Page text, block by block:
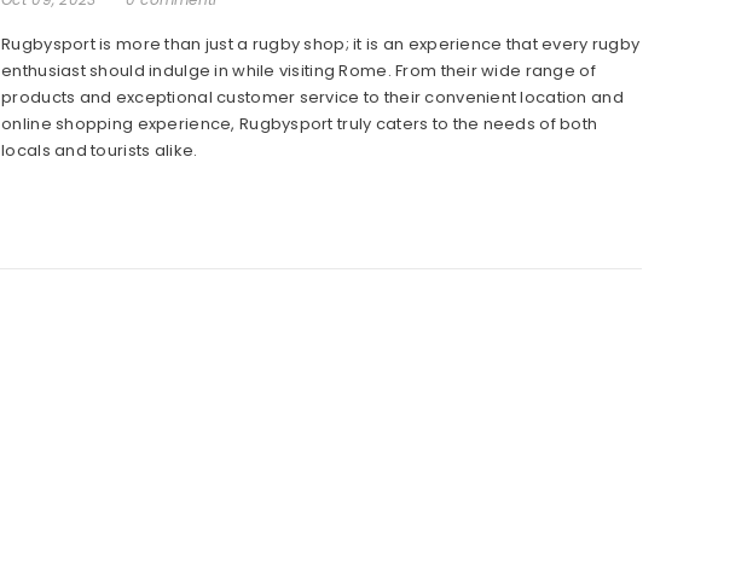
Rugbysport is more than just a rugby shop; it is an experience that every rugby
enthusiast should indulge in while visiting Rome. From their wide range of
products and exceptional customer service to their convenient location and
online shopping experience, Rugbysport truly caters to the needs of both
locals and tourists alike.